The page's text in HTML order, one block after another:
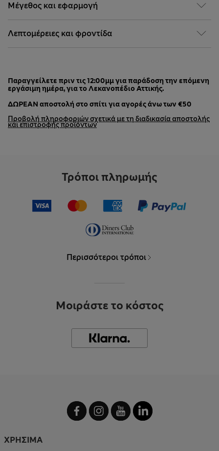
Μέγεθος και εφαρμογή
Λεπτομέρειες και φροντίδα
Παραγγείλετε πριν τις 12:00μμ για παράδοση την επόμενη
εργάσιμη ημέρα, για το Λεκανοπέδιο Αττικής.
ΔΩΡΕΑΝ αποστολή στο σπίτι για αγορές άνω των €50
Προβολή πληροφοριών σχετικά με τη διαδικασία αποστολής
και επιστροφής προϊόντων
Τρόποι πληρωμής
Περισσότεροι τρόποι
Μοιράστε το κόστος
ΧΡΗΣΙΜΑ